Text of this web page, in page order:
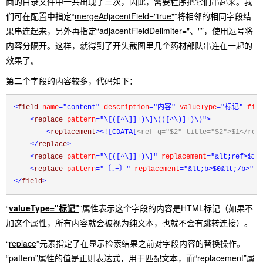
们可在配置中指定“mergeAdjacentField="true"”将相邻的相同字段结
果串连起来，另外再指定“adjacentFieldDelimiter="、"”，使用逗号将
内容分隔开。这样，就得到了开头截图里几个药材部队串连在一起的
效果了。
第二个字段的内容较多，代码如下：
<field name="content" description="内容" valueType="标记"
<replace pattern="\[([^\]]+)\]\(([^\)]+)\)">
<replacement><![CDATA[<ref q="$2" title="$2">$1</
</replace>
<replace pattern="\[([^\]]+)\]" replacement
<replace pattern="〔.+〕" replacement="&lt;b>$0&lt;/b>"
</field>
“valueType="标记"”属性表示这个字段的内容是HTML标记（如果不
加这个属性，所有内容就会被视为纯文本，也就不会有跳转连接）。
“replace”元素指定了在显示检索结果之前对字段内容的替换操作。
“pattern”属性的值是正则表达式，用于匹配文本，而“replacement”属